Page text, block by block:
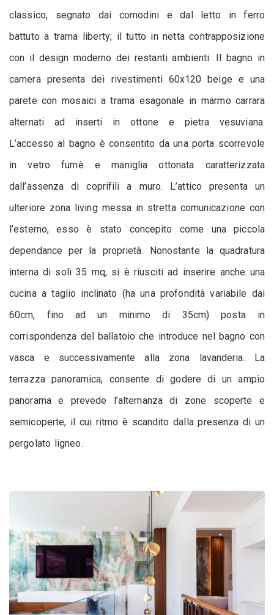
classico, segnato dai comodini e dal letto in ferro
battuto a trama liberty; il tutto in netta contrapposizione
con il design moderno dei restanti ambienti. Il bagno in
camera presenta dei rivestimenti 60x120 beige e una
parete con mosaici a trama esagonale in marmo carrara
alternati ad inserti in ottone e pietra vesuviana.
L’accesso al bagno è consentito da una porta scorrevole
in vetro fumè e maniglia ottonata caratterizzata
dall’assenza di coprifili a muro. L’attico presenta un
ulteriore zona living messa in stretta comunicazione con
l’esterno, esso è stato concepito come una piccola
dependance per la proprietà. Nonostante la quadratura
interna di soli 35 mq, si è riusciti ad inserire anche una
cucina a taglio inclinato (ha una profondità variabile dai
60cm, fino ad un minimo di 35cm) posta in
corrispondenza del ballatoio che introduce nel bagno con
vasca e successivamente alla zona lavanderia. La
terrazza panoramica, consente di godere di un ampio
panorama e prevede l’alternanza di zone scoperte e
semicoperte, il cui ritmo è scandito dalla presenza di un
pergolato ligneo.